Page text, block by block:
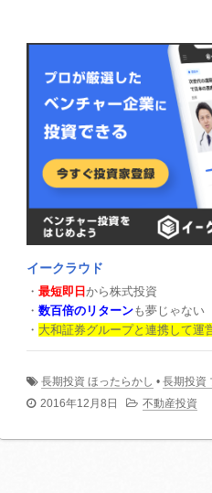
イークラウド
・ 最短即日 から株式投資
・ 数百倍のリターンも夢じゃない
・ 大和証券グループと連携して運
長期投資 ほったらかし • 長期投資
2016年12月8日
不動産投資